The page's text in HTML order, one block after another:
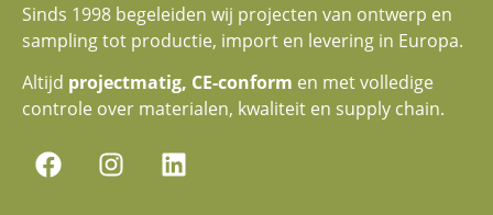
Sinds 1998 begeleiden wij projecten van ontwerp en
sampling tot productie, import en levering in Europa.
Altijd projectmatig, CE-conform en met volledige
controle over materialen, kwaliteit en supply chain.